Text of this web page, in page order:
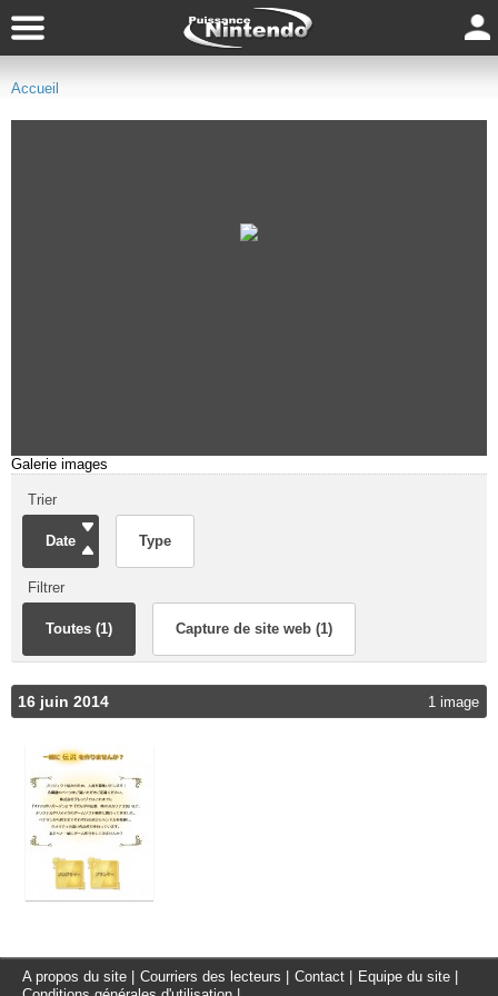
Accueil
Galerie images
Trier
Date Type
Filtrer
Toutes (1) Capture de site web (1)
16 juin 2014 1 image
A propos du site Courriers des lecteurs Contact Equipe du site